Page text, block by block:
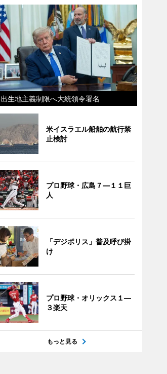
出生地主義制限へ大統領令署名
米イスラエル船舶の航行禁
止検討
プロ野球・広島７―１１巨
人
「デジポリス」普及呼び掛
け
プロ野球・オリックス１―
３楽天
もっと見る